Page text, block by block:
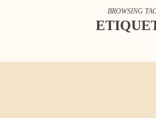
BROWSING